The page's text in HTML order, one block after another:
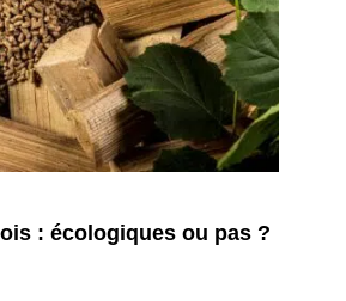
: écologiques ou pas ?